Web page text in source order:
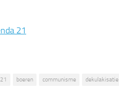
21
boeren communisme dekulakisatie